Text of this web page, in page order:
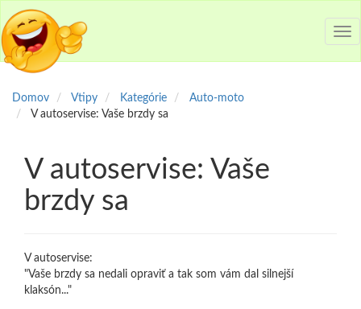
Domov Vtipy Kategórie
Auto-moto
V autoservise: Vaše brzdy sa
V autoservise: Vaše
brzdy sa
V autoservise:
"Vaše brzdy sa nedali opraviť a tak som vám dal silnejší
klaksón..."